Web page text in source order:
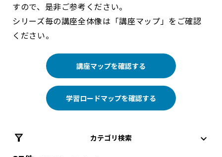
すので、是非ご参考ください。
シリーズ毎の講座全体像は「講座マップ」をご確認
ください。
講座マップを確認する
学習ロードマップを確認する
カテゴリ検索